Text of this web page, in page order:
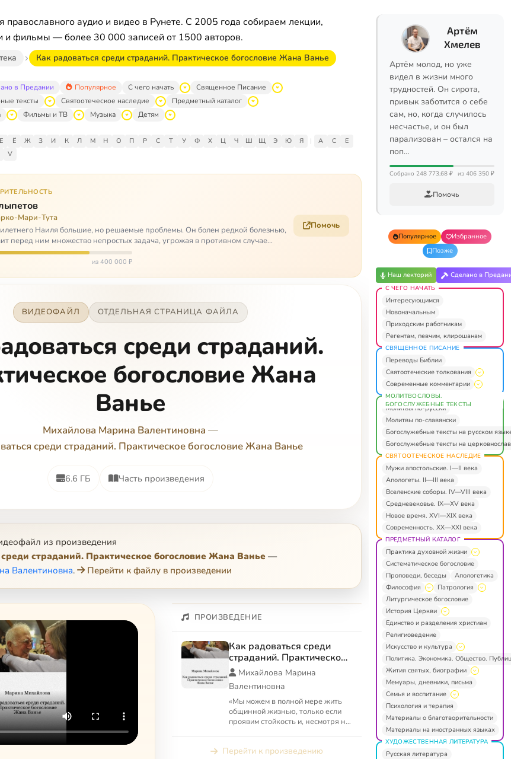
православного аудио и видео в Рунете. С 2005 года собираем лекции,
и фильмы — более 30 000 записей от 1500 авторов.
Как радоваться среди страданий. Практическое богословие Жана Ванье
в Предании Популярное С чего начать
Священное Писание
тексты
Святоотеческое наследие
Предметный каталог
Фильмы и ТВ Музыка Детям
Е Ё Ж З И К Л М Н О П Р С Т У Ф Х Ц Ч Ш Щ Э Ю Я | A C
E
V
Мари-Тута
Наиля большие, но решаемые проблемы. Он болен редкой болезнью,
перед ним множество непростых задача, угрожая в противном случае
и да…
из 400 000 ₽
Помочь
ВИДЕОФАЙЛ ОТДЕЛЬНАЯ СТРАНИЦА ФАЙЛА
среди страданий.
богословие Жана
Ванье
Михайлова Марина Валентиновна —
среди страданий. Практическое богословие Жана Ванье
6.6 ГБ Часть произведения
из произведения
страданий. Практическое богословие Жана Ванье —
Валентиновна. Перейти к файлу в произведении
ПРОИЗВЕДЕНИЕ
Как радоваться среди
страданий. Практическое
богословие Жана Ванье
Михайлова Марина
Валентиновна
«Мы можем в полной мере жить
общинной жизнью, только если
проявим стойкость и, несмотря на
дру...
Перейти к произведению
Артём
Хмелев
Артём молод, но уже
видел в жизни много
трудностей. Он сирота,
привык заботится о себе
сам, но, когда случилось
несчастье, и он был
парализован – остался на
поп…
Собрано 248 773,68 ₽ из 406 350 ₽
Помочь
Популярное
Избранное
Позже
Наш лекторий Сделано в
С ЧЕГО НАЧАТЬ
Интересующимся
Новоначальным
Приходским работникам
Регентам, певчим, клирошанам
СВЯЩЕННОЕ ПИСАНИЕ
Переводы Библии
Святоотеческие толкования
Современные комментарии
МОЛИТВОСЛОВЫ.
БОГОСЛУЖЕБНЫЕ ТЕКСТЫ
Молитвы по-русски
Молитвы по-славянски
Богослужебные тексты на русском
Богослужебные тексты на
СВЯТООТЕЧЕСКОЕ НАСЛЕДИЕ
Мужи апостольские. I—II века
Апологеты. II—III века
Вселенские соборы. IV—VIII века
Средневековье. IX—XV века
Новое время. XVI—XIX века
Современность. XX—XXI века
ПРЕДМЕТНЫЙ КАТАЛОГ
Практика духовной жизни
Систематическое богословие
Проповеди, беседы
Апологетика
Философия
Патрология
Литургическое богословие
История Церкви
Единство и разделения христиан
Религиоведение
Искусство и культура
Политика. Экономика. Общество.
Жития святых, биографии
Мемуары, дневники, письма
Семья и воспитание
Психология и терапия
Материалы о благотворительности
Материалы на иностранных языках
ХУДОЖЕСТВЕННАЯ ЛИТЕРАТУРА
Русская литература